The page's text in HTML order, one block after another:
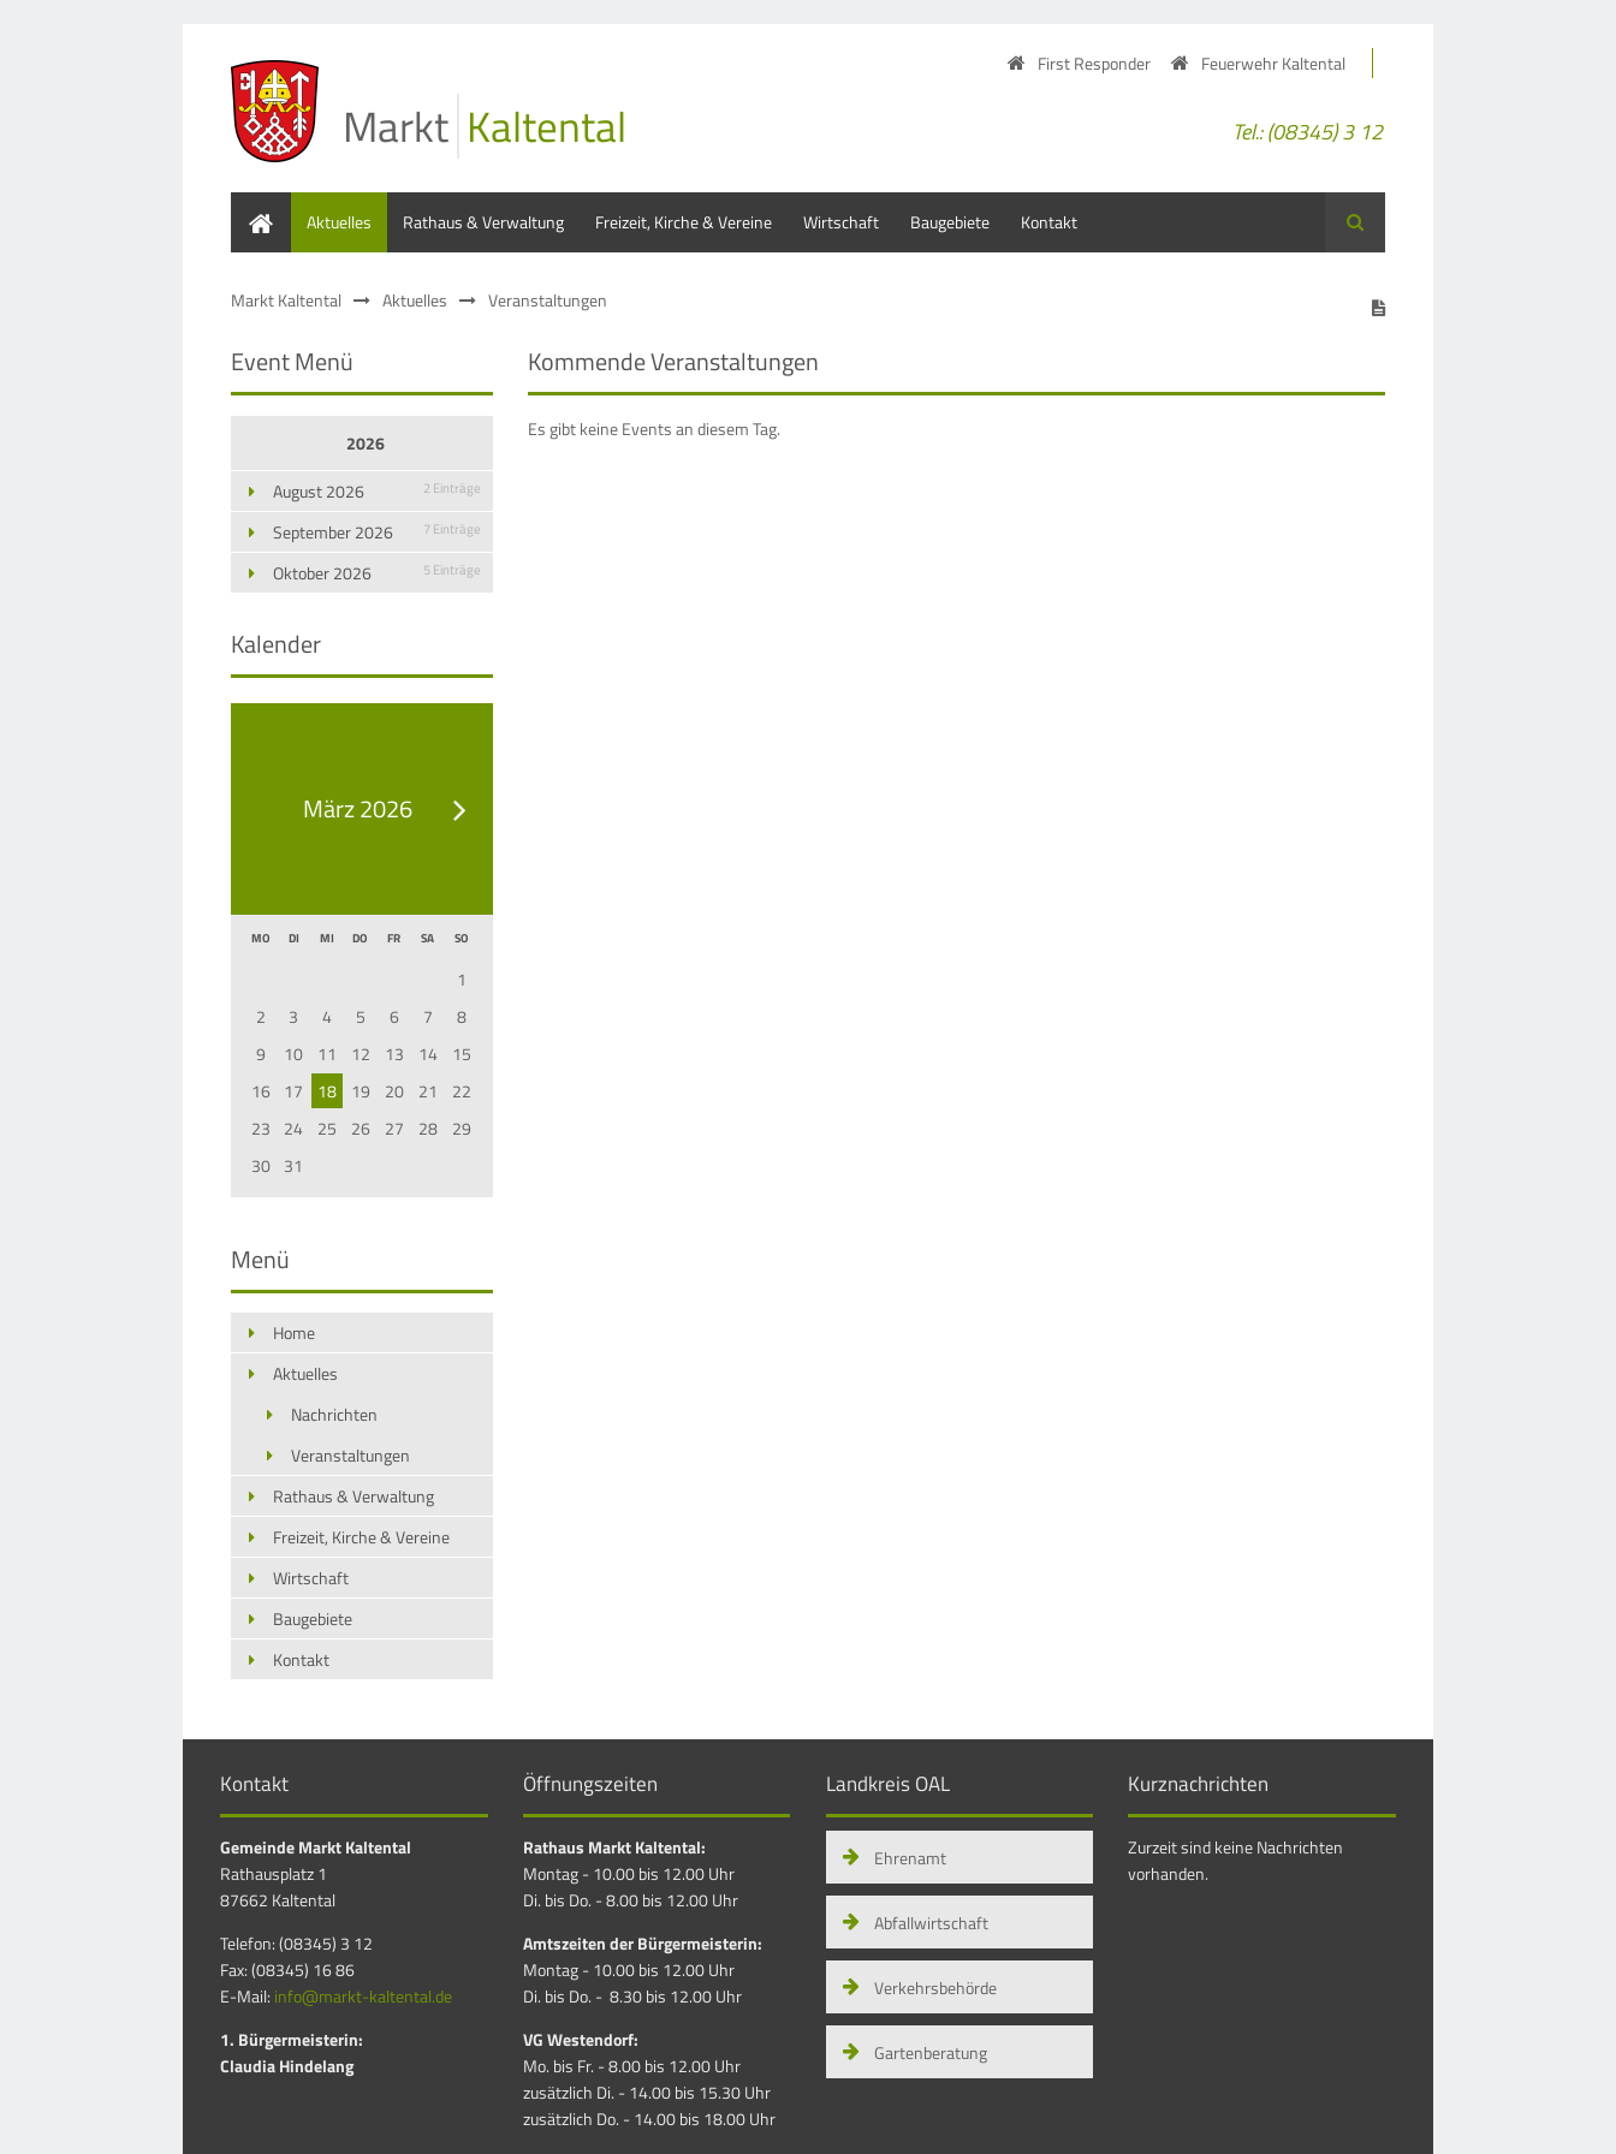
Markt Kaltental
First Responder Feuerwehr Kaltental
Tel.: (08345) 3 12
Aktuelles Rathaus & Verwaltung Freizeit, Kirche & Vereine Wirtschaft Baugebiete Kontakt Suche
Markt Kaltental Aktuelles Veranstaltungen
Kommende Veranstaltungen
Es gibt keine Events an diesem Tag.
Event Menü
2026
August 2026
2 Einträge
September 2026 7 Einträge
Oktober 2026 5 Einträge
Kalender
März 2026
MO DI MI DO FR SA SO
1
2
3 4 5 6 7
8
9
10 11 12 13 14
15
16
17 18 19 20 21
22
23
24 25 26 27 28
29
30 31
Menü
Home
Aktuelles
Nachrichten
Veranstaltungen
Rathaus & Verwaltung
Freizeit, Kirche & Vereine
Wirtschaft
Baugebiete
Kontakt
Kontakt
Gemeinde Markt Kaltental
Rathausplatz 1
87662 Kaltental
Telefon: (08345) 3 12
Fax: (08345) 16 86
E-Mail: info@markt-kaltental.de
1. Bürgermeisterin:
Claudia Hindelang
Öffnungszeiten
Rathaus Markt Kaltental:
Montag - 10.00 bis 12.00 Uhr
Di. bis Do. - 8.00 bis 12.00 Uhr
Amtszeiten der Bürgermeisterin:
Montag - 10.00 bis 12.00 Uhr
Di. bis Do. - 8.30 bis 12.00 Uhr
VG Westendorf:
Mo. bis Fr. - 8.00 bis 12.00 Uhr
zusätzlich Di. - 14.00 bis 15.30 Uhr
zusätzlich Do. - 14.00 bis 18.00 Uhr
Landkreis OAL
Ehrenamt
Abfallwirtschaft
Verkehrsbehörde
Gartenberatung
Kurznachrichten
Zurzeit sind keine Nachrichten
vorhanden.